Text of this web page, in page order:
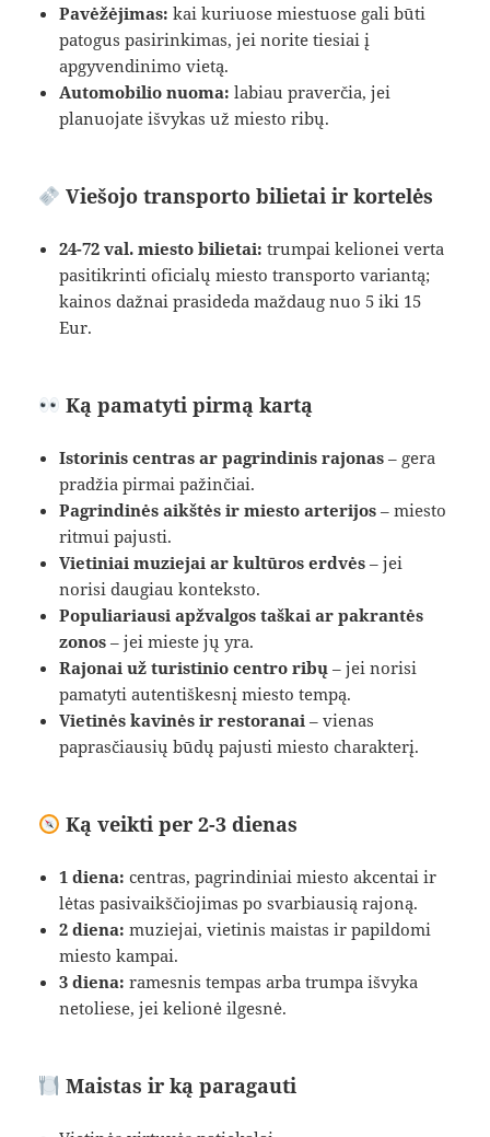
Pavėžėjimas: kai kuriuose miestuose gali būti
patogus pasirinkimas, jei norite tiesiai į
apgyvendinimo vietą.
Automobilio nuoma: labiau praverčia, jei
planuojate išvykas už miesto ribų.
Viešojo transporto bilietai ir kortelės
24-72 val. miesto bilietai: trumpai kelionei verta
pasitikrinti oficialų miesto transporto variantą;
kainos dažnai prasideda maždaug nuo 5 iki 15
Eur.
Ką pamatyti pirmą kartą
Istorinis centras ar pagrindinis rajonas – gera
pradžia pirmai pažinčiai.
Pagrindinės aikštės ir miesto arterijos – miesto
ritmui pajusti.
Vietiniai muziejai ar kultūros erdvės – jei
norisi daugiau konteksto.
Populiariausi apžvalgos taškai ar pakrantės
zonos – jei mieste jų yra.
Rajonai už turistinio centro ribų – jei norisi
pamatyti autentiškesnį miesto tempą.
Vietinės kavinės ir restoranai – vienas
paprasčiausių būdų pajusti miesto charakterį.
Ką veikti per 2-3 dienas
1 diena: centras, pagrindiniai miesto akcentai ir
lėtas pasivaikščiojimas po svarbiausią rajoną.
2 diena: muziejai, vietinis maistas ir papildomi
miesto kampai.
3 diena: ramesnis tempas arba trumpa išvyka
netoliese, jei kelionė ilgesnė.
Maistas ir ką paragauti